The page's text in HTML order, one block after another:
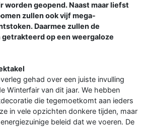
worden geopend. Naast maar liefst
zullen ook vijf mega-
Daarmee zullen de
op een weergaloze
gehad over een juiste invulling
Winterfair van dit jaar. We hebben
die tegemoetkomt aan ieders
in vele opzichten donkere tijden, maar
beleid dat we voeren. De